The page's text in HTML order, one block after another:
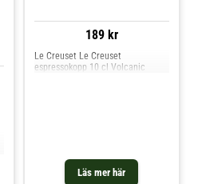
189 kr
Läs mer här
Le Creuset Le Creuset
espressokopp 10 cl Volcanic